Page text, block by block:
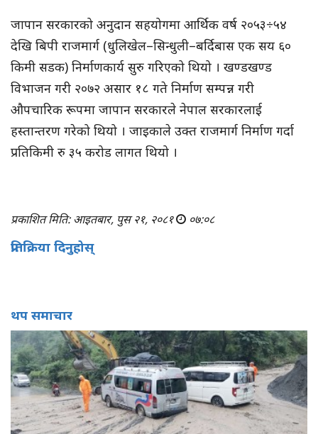
जापान सरकारको अनुदान सहयोगमा आर्थिक वर्ष २०५३÷५४
देखि बिपी राजमार्ग (धुलिखेल–सिन्धुली–बर्दिबास एक सय ६०
किमी सडक) निर्माणकार्य सुरु गरिएको थियो । खण्डखण्ड
विभाजन गरी २०७२ असार १८ गते निर्माण सम्पन्न गरी
औपचारिक रूपमा जापान सरकारले नेपाल सरकारलाई
हस्तान्तरण गरेको थियो । जाइकाले उक्त राजमार्ग निर्माण गर्दा
प्रतिकिमी रु ३५ करोड लागत थियो ।
प्रकाशित मिति: आइतबार, पुस २१, २०८१ ०७:०८
प्रतिक्रिया दिनुहोस्
थप समाचार